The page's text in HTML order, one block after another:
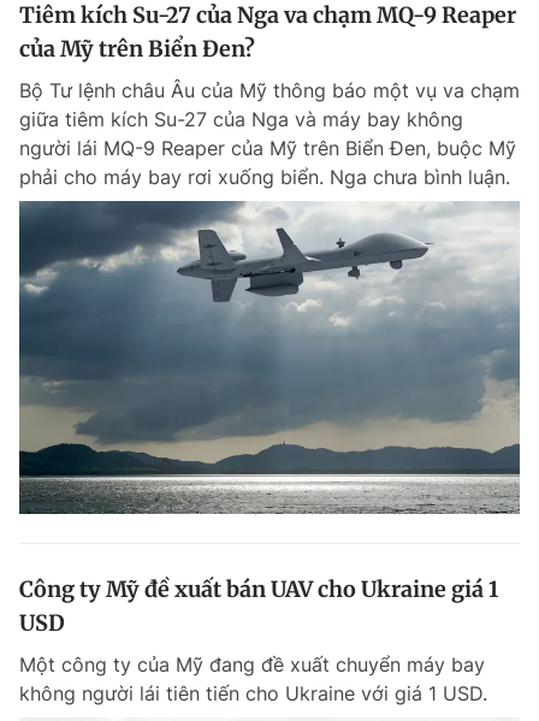
Tiêm kích Su-27 của Nga va chạm MQ-9 Reaper
của Mỹ trên Biển Đen?
Bộ Tư lệnh châu Âu của Mỹ thông báo một vụ va chạm
giữa tiêm kích Su-27 của Nga và máy bay không
người lái MQ-9 Reaper của Mỹ trên Biển Đen, buộc Mỹ
phải cho máy bay rơi xuống biển. Nga chưa bình luận.
Công ty Mỹ đề xuất bán UAV cho Ukraine giá 1
USD
Một công ty của Mỹ đang đề xuất chuyển máy bay
không người lái tiên tiến cho Ukraine với giá 1 USD.